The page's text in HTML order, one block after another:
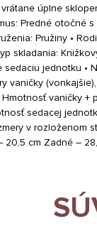
úplne
Predné otočné
Pružiny •
skladania:
jednotku •
vaničky
vaničky +
sedacej
v rozloženom
20,5 cm Zadné –